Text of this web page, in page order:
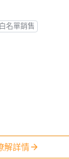
名單銷售
解詳情